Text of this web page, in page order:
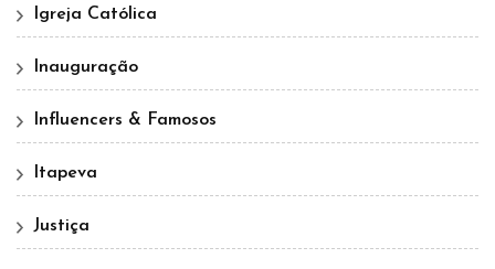
Igreja Católica
Inauguração
Influencers & Famosos
Itapeva
Justiça